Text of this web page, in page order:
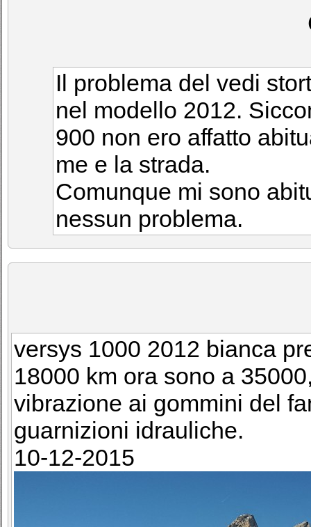
Il problema del vedi
nel modello 2012.
900 non ero affatto
me e la strada.
Comunque mi sono
nessun problema.
versys 1000 2012 bianca
18000 km ora sono a
vibrazione ai gommini del
guarnizioni idrauliche.
10-12-2015